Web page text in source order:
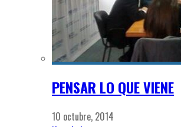
PENSAR LO QUE VIENE
10 octubre, 2014